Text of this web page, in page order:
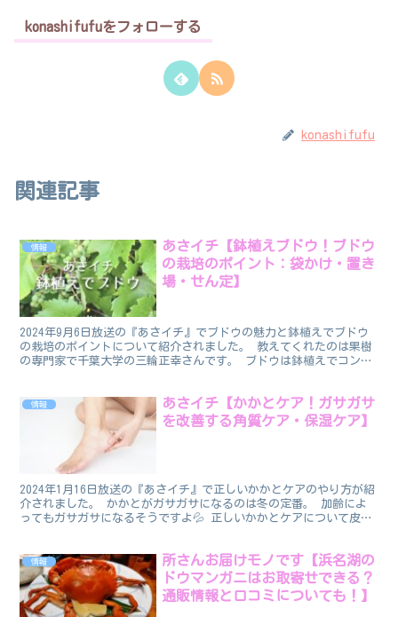
konashifufuをフォローする
konashifufu
関連記事
情報
あさイチ【鉢植えブドウ！ブドウ
の栽培のポイント：袋かけ・置き
場・せん定】
2024年9月6日放送の『あさイチ』でブドウの魅力と鉢植えでブドウ
の栽培のポイントについて紹介されました。 教えてくれたのは果樹
の専門家で千葉大学の三輪正幸さんです。 ブドウは鉢植えでコンパ
情報
あさイチ【かかとケア！ガサガサ
を改善する角質ケア・保湿ケア】
2024年1月16日放送の『あさイチ』で正しいかかとケアのやり方が紹
介されました。 かかとがガサガサになるのは冬の定番。 加齢によ
ってもガサガサになるそうですよ💦 正しいかかとケアについて皮膚
情報
所さんお届けモノです【浜名湖の
ドウマンガニはお取寄せできる？
通販情報と口コミについても！】